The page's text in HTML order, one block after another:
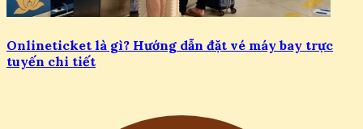
Onlineticket là gì? Hướng dẫn đặt vé máy bay trực
tuyến chi tiết